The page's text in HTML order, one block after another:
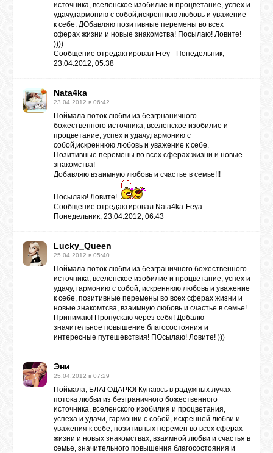
источника, вселенское изобилие и процветание, успех и
удачу,гармонию с собой,искреннюю любовь и уважение
к себе. ДОбавляю позитивные перемены во всех
сферах жизни и новые знакомства! Посылаю! Ловите!
))))
Сообщение отредактировал Frey - Понедельник,
23.04.2012, 05:38
Nata4ka
23.04.2012 в 06:42
Поймала поток любви из безгрнаничного
божественного источника, вселенское изобилие и
процветание, успех и удачу,гармонию с
собой,искреннюю любовь и уважение к себе.
Позитивные перемены во всех сферах жизни и новые
знакомства!
Добавляю взаимную любовь и счастье в семье!!!
Посылаю! Ловите!
Сообщение отредактировал Nata4ka-Feya -
Понедельник, 23.04.2012, 06:43
Lucky_Queen
25.04.2012 в 05:40
Поймала поток любви из безграничного божественного
источника, вселенское изобилие и процветание, успех и
удачу, гармонию с собой, искреннюю любовь и уважение
к себе, позитивные перемены во всех сферах жизни и
новые знакомтсва, взаимную любовь и счастье в семье!
Принимаю! Пропускаю через себя! Добалю
значительное повышение благосостояния и
интересные путешевствия! ПОсылаю! Ловите! )))
Эни
25.04.2012 в 07:29
Поймала, БЛАГОДАРЮ! Купаюсь в радужных лучах
потока любви из безграничного божественного
источника, вселенского изобилия и процветания,
успеха и удачи, гармонии с собой, искренней любви и
уважения к себе, позитивных перемен во всех сферах
жизни и новых знакомствах, взаимной любви и счастья в
семье, значительного повышения благосостояния и